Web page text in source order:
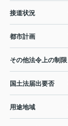
接道状況
都市計画
その他法令上の制限
国土法届出要否
用途地域